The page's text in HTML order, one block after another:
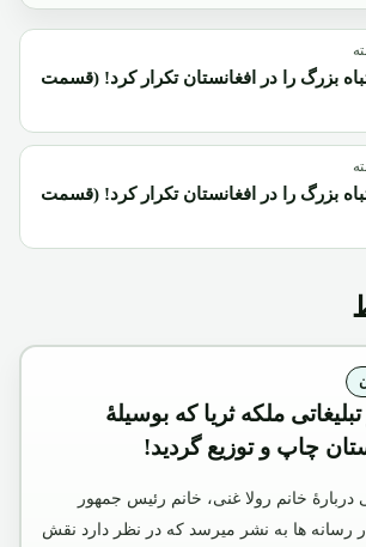
بزرگ را در افغانستان تکرار کرد! (قسمت
بزرگ را در افغانستان تکرار کرد! (قسمت
ملکه ثریا که بوسیلۀ
چاپ و توزیع گردید!
دربارۀ خانم رولا غنی، خانم رئیس جمهور
رسانه ها به نشر میرسد که در نظر دارد نقش